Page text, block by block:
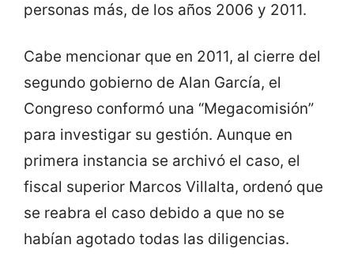
personas más, de los años 2006 y 2011.
Cabe mencionar que en 2011, al cierre del
segundo gobierno de Alan García, el
Congreso conformó una “Megacomisión”
para investigar su gestión. Aunque en
primera instancia se archivó el caso, el
fiscal superior Marcos Villalta, ordenó que
se reabra el caso debido a que no se
habían agotado todas las diligencias.